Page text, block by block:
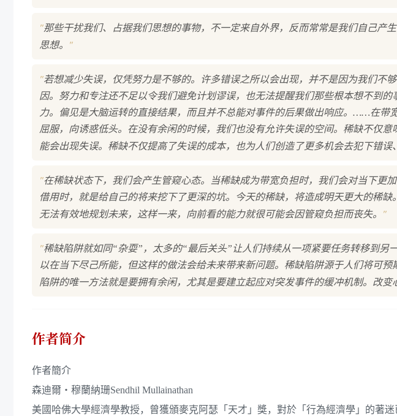
"那些干扰我们、占据我们思想的事物，不一定来自外界，反而常常是我们自己产
思想。
"
"若想减少失误，仅凭努力是不够的。许多错误之所以会出现，并不是因为我们不
因。努力和专注还不足以令我们避免计划谬误，也无法提醒我们那些根本想不到
力。偏见是大脑运转的直接结果，而且并不总能对事件的后果做出响应。……在带
屈服，向诱惑低头。在没有余闲的时候，我们也没有允许失误的空间。稀缺不仅
能会出现失误。稀缺不仅提高了失误的成本，也为人们创造了更多机会去犯下错误
"在稀缺状态下，我们会产生管窥心态。当稀缺成为带宽负担时，我们会对当下更
借用时，就是给自己的将来挖下了更深的坑。今天的稀缺，将造成明天更大的稀
无法有效地规划未来，这样一来，向前看的能力就很可能会因管窥负担而丧失。
"
"稀缺陷阱就如同“杂耍”，太多的“最后关头”让人们持续从一项紧要任务转移到另
以在当下尽己所能，但这样的做法会给未来带来新问题。稀缺陷阱源于人们将可
陷阱的唯一方法就是要拥有余闲，尤其是要建立起应对突发事件的缓冲机制。改变
作者简介
作者簡介
森迪爾‧穆蘭納珊Sendhil Mullainathan
美國哈佛大學經濟學教授，曾獲頒麥克阿瑟「天才」獎，對於「行為經濟學」的著